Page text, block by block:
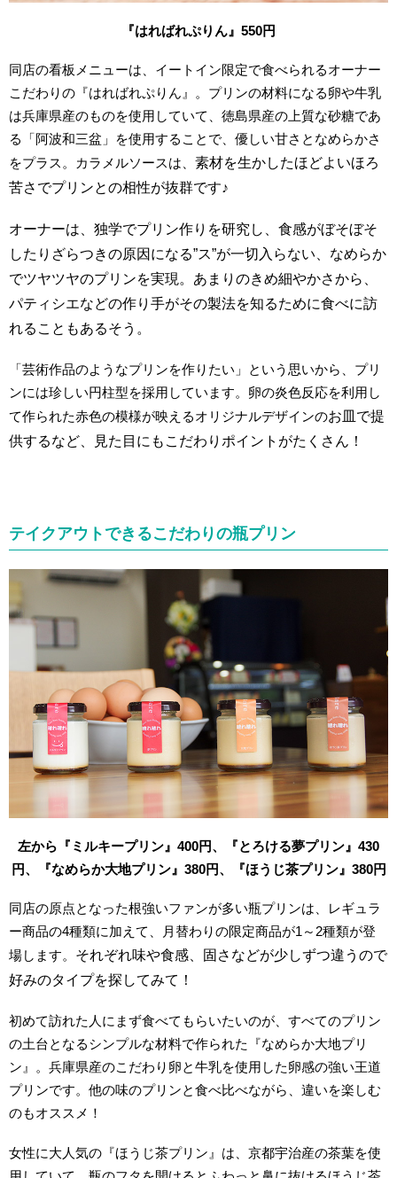
『はればれぷりん』550円
同店の看板メニューは、イートイン限定で食べられるオーナー
こだわりの『はればれぷりん』。プリンの材料になる卵や牛乳
は兵庫県産のものを使用していて、徳島県産の上質な砂糖であ
る「阿波和三盆」を使用することで、優しい甘さとなめらかさ
をプラス。カラメルソースは、素材を生かしたほどよいほろ
苦さでプリンとの相性が抜群です♪
オーナーは、独学でプリン作りを研究し、食感がぼそぼそ
したりざらつきの原因になる”ス”が一切入らない、なめらか
でツヤツヤのプリンを実現。あまりのきめ細やかさから、
パティシエなどの作り手がその製法を知るために食べに訪
れることもあるそう。
「芸術作品のようなプリンを作りたい」という思いから、プリ
ンには珍しい円柱型を採用しています。卵の炎色反応を利用し
て作られた赤色の模様が映えるオリジナルデザインのお皿で提
供するなど、
見た目にもこだわりポイントがたくさん！
テイクアウトできるこだわりの瓶プリン
左から『ミルキープリン』400円、『とろける夢プリン』430
円、『なめらか大地プリン』380円、『ほうじ茶プリン』380円
同店の原点となった根強いファンが多い瓶プリンは、レギュラ
ー商品の4種類に加えて、月替わりの限定商品が1～2種類が登
場します。 それぞれ味や食感、固さなどが少しずつ違うので
好みのタイプを探してみて！
初めて訪れた人にまず食べてもらいたいのが、すべてのプリン
の土台となるシンプルな材料で作られた『なめらか大地プリ
ン』。兵庫県産のこだわり卵と牛乳を使用した卵感の強い王道
プリンです。他の味のプリンと食べ比べながら、違いを楽しむ
のもオススメ！
女性に大人気の『ほうじ茶プリン』は、京都宇治産の茶葉を使